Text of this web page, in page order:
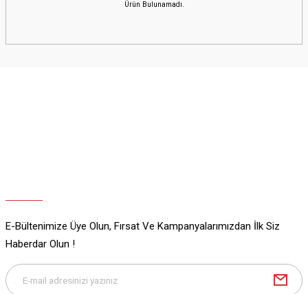
Ürün Bulunamadı.
E-Bültenimize Üye Olun, Fırsat Ve Kampanyalarımızdan İlk Siz
Haberdar Olun !